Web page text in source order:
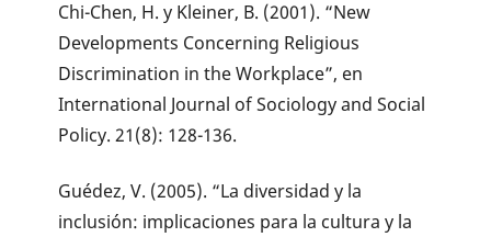
Chi-Chen, H. y Kleiner, B. (2001). “New
Developments Concerning Religious
Discrimination in the Workplace”, en
International Journal of Sociology and Social
Policy. 21(8): 128-136.
Guédez, V. (2005). “La diversidad y la
inclusión: implicaciones para la cultura y la